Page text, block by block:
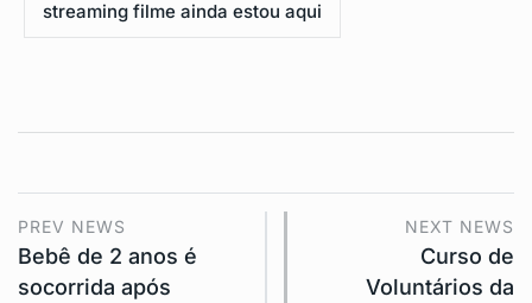
streaming filme ainda estou aqui
PREV NEWS
Bebê de 2 anos é
socorrida após
NEXT NEWS
Curso de
Voluntários da